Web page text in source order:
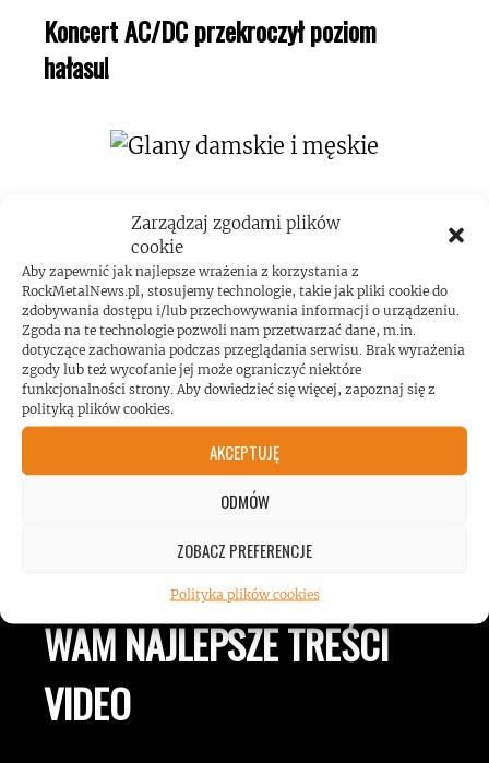
Zarządzaj zgodami plików
cookie
Aby zapewnić jak najlepsze wrażenia z korzystania z
RockMetalNews.pl, stosujemy technologie, takie jak pliki cookie do
zdobywania dostępu i/lub przechowywania informacji o urządzeniu.
Zgoda na te technologie pozwoli nam przetwarzać dane, m.in.
dotyczące zachowania podczas przeglądania serwisu. Brak wyrażenia
zgody lub też wycofanie jej może ograniczyć niektóre
funkcjonalności strony. Aby dowiedzieć się więcej, zapoznaj się z
polityką plików cookies.
AKCEPTUJĘ
ODMÓW
ZOBACZ PREFERENCJE
Polityka plików cookies
Koncert AC/DC przekroczył poziom
hałasu!
ROCKMETALNEWS TV
JESTEŚMY BLISKO
ZESPOŁÓW, KONCERTÓW I
LUDZI ZWIĄZANYCH Z
MUZYKĄ, BY DOSTARCZAĆ
WAM NAJLEPSZE TREŚCI
VIDEO